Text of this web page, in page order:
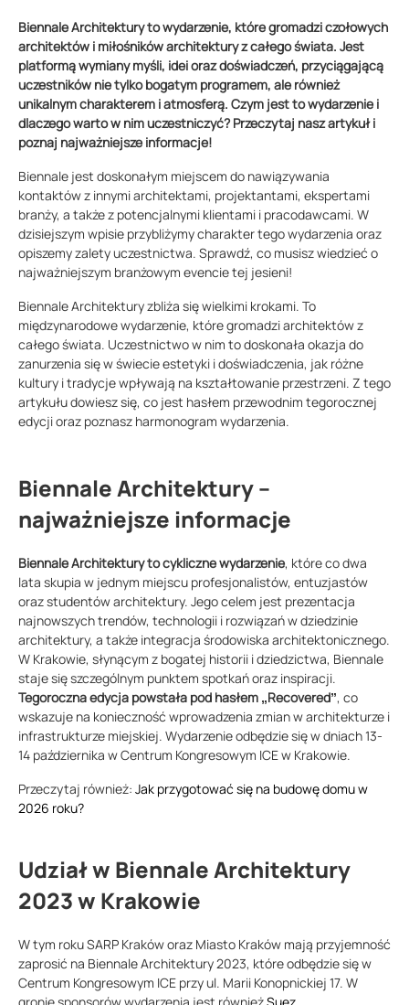
Biennale Architektury to wydarzenie, które gromadzi czołowych
architektów i miłośników architektury z całego świata. Jest
platformą wymiany myśli, idei oraz doświadczeń, przyciągającą
uczestników nie tylko bogatym programem, ale również
unikalnym charakterem i atmosferą. Czym jest to wydarzenie i
dlaczego warto w nim uczestniczyć? Przeczytaj nasz artykuł i
poznaj najważniejsze informacje!
Biennale jest doskonałym miejscem do nawiązywania
kontaktów z innymi architektami, projektantami, ekspertami
branży, a także z potencjalnymi klientami i pracodawcami. W
dzisiejszym wpisie przybliżymy charakter tego wydarzenia oraz
opiszemy zalety uczestnictwa. Sprawdź, co musisz wiedzieć o
najważniejszym branżowym evencie tej jesieni!
Biennale Architektury zbliża się wielkimi krokami. To
międzynarodowe wydarzenie, które gromadzi architektów z
całego świata. Uczestnictwo w nim to doskonała okazja do
zanurzenia się w świecie estetyki i doświadczenia, jak różne
kultury i tradycje wpływają na kształtowanie przestrzeni. Z tego
artykułu dowiesz się, co jest hasłem przewodnim tegorocznej
edycji oraz poznasz harmonogram wydarzenia.
Biennale Architektury –
najważniejsze informacje
Biennale Architektury to cykliczne wydarzenie, które co dwa
lata skupia w jednym miejscu profesjonalistów, entuzjastów
oraz studentów architektury. Jego celem jest prezentacja
najnowszych trendów, technologii i rozwiązań w dziedzinie
architektury, a także integracja środowiska architektonicznego.
W Krakowie, słynącym z bogatej historii i dziedzictwa, Biennale
staje się szczególnym punktem spotkań oraz inspiracji.
Tegoroczna edycja powstała pod hasłem „Recovered”, co
wskazuje na konieczność wprowadzenia zmian w architekturze i
infrastrukturze miejskiej. Wydarzenie odbędzie się w dniach 13-
14 października w Centrum Kongresowym ICE w Krakowie.
Przeczytaj również: Jak przygotować się na budowę domu w
2026 roku?
Udział w Biennale Architektury
2023 w Krakowie
W tym roku SARP Kraków oraz Miasto Kraków mają przyjemność
zaprosić na Biennale Architektury 2023, które odbędzie się w
Centrum Kongresowym ICE przy ul. Marii Konopnickiej 17. W